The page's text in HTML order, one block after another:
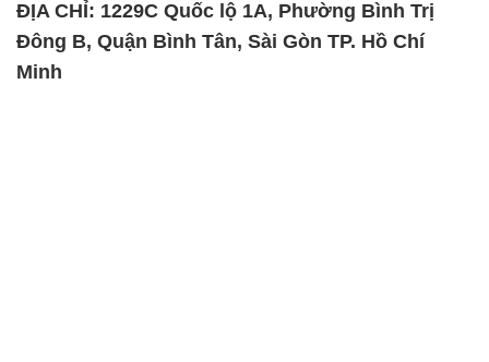
ĐỊA CHỈ: 1229C Quốc lộ 1A, Phường Bình Trị
Đông B, Quận Bình Tân, Sài Gòn TP. Hồ Chí
Minh